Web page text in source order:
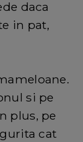
daca
in pat,
si pe
plus, pe
cat